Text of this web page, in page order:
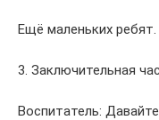
Ещё маленьких ребят.
3. Заключительная
Воспитатель: